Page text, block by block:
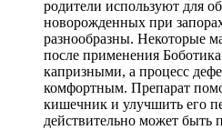
родители используют для
новорожденных при
разнообразны. Некоторые
после применения
капризными, а процесс
комфортным. Препарат
кишечник и улучшить его
действительно может быть